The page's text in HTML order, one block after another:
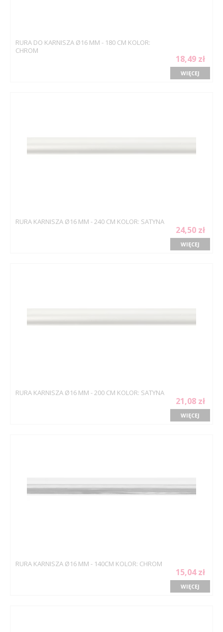
RURA DO KARNISZA Ø16 MM - 180 CM KOLOR:
CHROM
18,49 zł
WIĘCEJ
RURA KARNISZA Ø16 MM - 240 CM KOLOR: SATYNA
24,50 zł
WIĘCEJ
RURA KARNISZA Ø16 MM - 200 CM KOLOR: SATYNA
21,08 zł
WIĘCEJ
RURA KARNISZA Ø16 MM - 140CM KOLOR: CHROM
15,04 zł
WIĘCEJ